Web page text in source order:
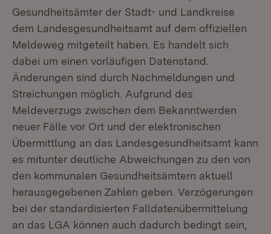
Gesundheitsämter der Stadt- und Landkreise
dem Landesgesundheitsamt auf dem offiziellen
Meldeweg mitgeteilt haben. Es handelt sich
dabei um einen vorläufigen Datenstand.
Änderungen sind durch Nachmeldungen und
Streichungen möglich. Aufgrund des
Meldeverzugs zwischen dem Bekanntwerden
neuer Fälle vor Ort und der elektronischen
Übermittlung an das Landesgesundheitsamt kann
es mitunter deutliche Abweichungen zu den von
den kommunalen Gesundheitsämtern aktuell
herausgegebenen Zahlen geben. Verzögerungen
bei der standardisierten Falldatenübermittelung
an das LGA können auch dadurch bedingt sein,